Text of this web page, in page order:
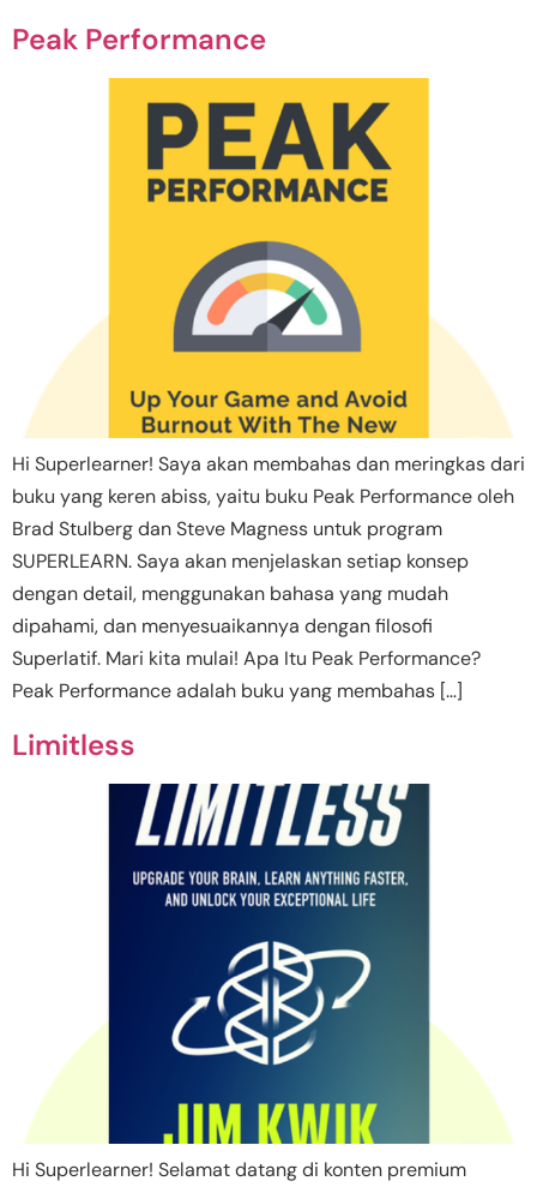
Peak Performance
Hi Superlearner! Saya akan membahas dan meringkas dari
buku yang keren abiss, yaitu buku Peak Performance oleh
Brad Stulberg dan Steve Magness untuk program
SUPERLEARN. Saya akan menjelaskan setiap konsep
dengan detail, menggunakan bahasa yang mudah
dipahami, dan menyesuaikannya dengan filosofi
Superlatif. Mari kita mulai! Apa Itu Peak Performance?
Peak Performance adalah buku yang membahas […]
Limitless
Hi Superlearner! Selamat datang di konten premium